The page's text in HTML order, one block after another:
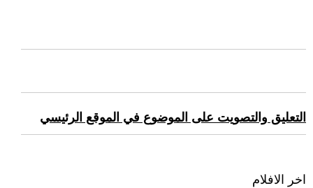
التعليق والتصويت على الموضوع في الموقع الرئيسي
اخر الافلام